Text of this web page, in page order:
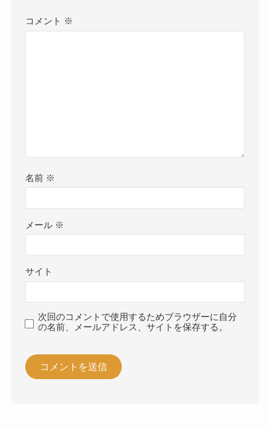
コメント ※
名前 ※
メール ※
サイト
次回のコメントで使用するためブラウザーに自分
の名前、メールアドレス、サイトを保存する。